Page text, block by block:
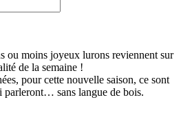
ou moins joyeux lurons reviennent sur
de la semaine !
pour cette nouvelle saison, ce sont
parleront… sans langue de bois.